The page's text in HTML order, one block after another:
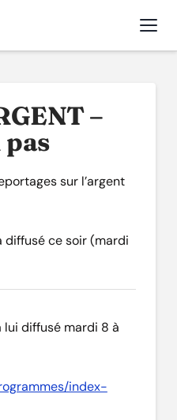
–
pas
sur l’argent
diffusé ce soir (mardi
lui diffusé mardi 8 à
index-